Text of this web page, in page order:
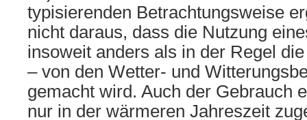
typisierenden Betrachtungsweise
nicht daraus, dass die Nutzung
insoweit anders als in der Regel
– von den Wetter- und
gemacht wird. Auch der Gebrauch
nur in der wärmeren Jahreszeit